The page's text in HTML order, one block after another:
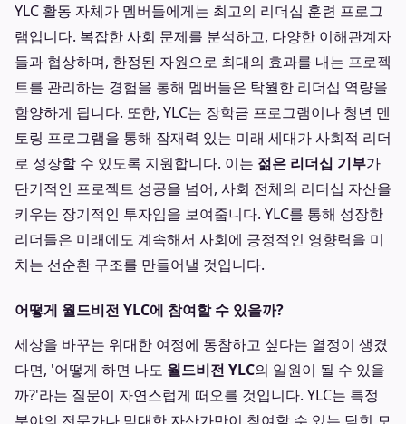
YLC 활동 자체가 멤버들에게는 최고의 리더십 훈련 프로그
램입니다. 복잡한 사회 문제를 분석하고, 다양한 이해관계자
들과 협상하며, 한정된 자원으로 최대의 효과를 내는 프로젝
트를 관리하는 경험을 통해 멤버들은 탁월한 리더십 역량을
함양하게 됩니다. 또한, YLC는 장학금 프로그램이나 청년 멘
토링 프로그램을 통해 잠재력 있는 미래 세대가 사회적 리더
로 성장할 수 있도록 지원합니다. 이는 젊은 리더십 기부가
단기적인 프로젝트 성공을 넘어, 사회 전체의 리더십 자산을
키우는 장기적인 투자임을 보여줍니다. YLC를 통해 성장한
리더들은 미래에도 계속해서 사회에 긍정적인 영향력을 미
치는 선순환 구조를 만들어낼 것입니다.
어떻게 월드비전 YLC에 참여할 수 있을까?
세상을 바꾸는 위대한 여정에 동참하고 싶다는 열정이 생겼
다면, '어떻게 하면 나도 월드비전 YLC의 일원이 될 수 있을
까?'라는 질문이 자연스럽게 떠오를 것입니다. YLC는 특정